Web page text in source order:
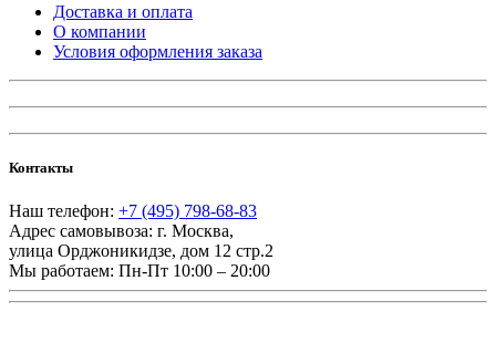
Доставка и оплата
О компании
Условия оформления заказа
Контакты
Наш телефон: +7 (495) 798-68-83
Адрес самовывоза: г. Москва,
улица Орджоникидзе, дом 12 стр.2
Мы работаем: Пн-Пт 10:00 – 20:00